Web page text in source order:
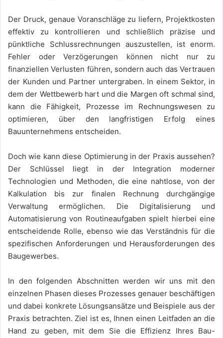
Der Druck, genaue Voranschläge zu liefern, Projektkosten
effektiv zu kontrollieren und schließlich präzise und
pünktliche Schlussrechnungen auszustellen, ist enorm.
Fehler oder Verzögerungen können nicht nur zu
finanziellen Verlusten führen, sondern auch das Vertrauen
der Kunden und Partner untergraben. In einem Sektor, in
dem der Wettbewerb hart und die Margen oft schmal sind,
kann die Fähigkeit, Prozesse im Rechnungswesen zu
optimieren, über den langfristigen Erfolg eines
Bauunternehmens entscheiden.
Doch wie kann diese Optimierung in der Praxis aussehen?
Der Schlüssel liegt in der Integration moderner
Technologien und Methoden, die eine nahtlose, von der
Kalkulation bis zur finalen Rechnung durchgängige
Verwaltung ermöglichen. Die Digitalisierung und
Automatisierung von Routineaufgaben spielt hierbei eine
entscheidende Rolle, ebenso wie das Verständnis für die
spezifischen Anforderungen und Herausforderungen des
Baugewerbes.
In den folgenden Abschnitten werden wir uns mit den
einzelnen Phasen dieses Prozesses genauer beschäftigen
und dabei konkrete Lösungsansätze und Beispiele aus der
Praxis betrachten. Ziel ist es, Ihnen einen Leitfaden an die
Hand zu geben, mit dem Sie die Effizienz Ihres Bau-